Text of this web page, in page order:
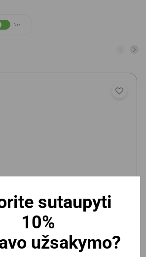
Ne
kreidinė lenta Deli 600x900mm,
sutaupyti
10%
užsakymo?